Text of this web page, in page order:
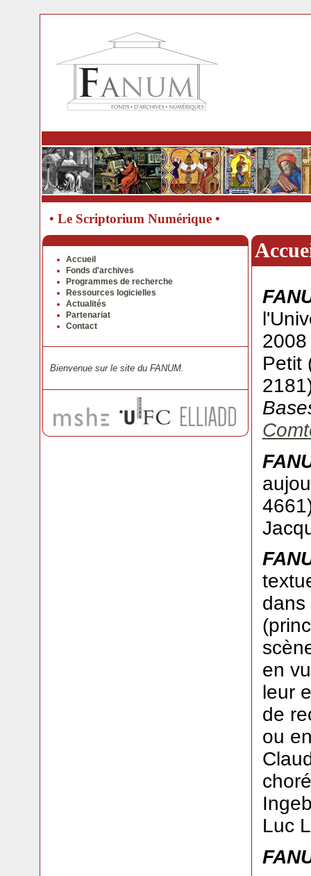
• Le Scriptorium Numérique •
Accueil
Fonds d'archives
Programmes de recherche
Ressources logicielles
Actualités
Partenariat
Contact
Bienvenue sur le site du FANUM.
Petit
dans
en
leur
de
ou
Luc